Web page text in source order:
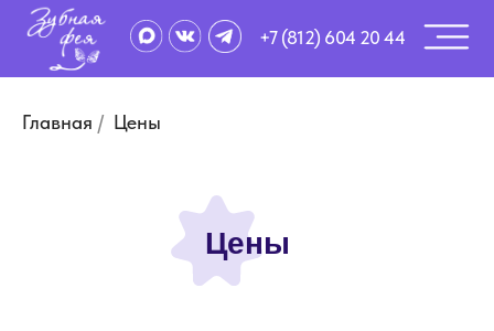
+7 (812) 604 20 44
Главная / Цены
Цены